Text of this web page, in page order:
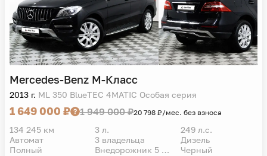
Mercedes-Benz M-Класс
2013 г. ML 350 BlueTEC 4MATIC Особая серия
1 649 000 ₽ 1 949 000 ₽20 798 ₽/мес. без взноса
134 245 км 3 л.
249 л.с.
Автомат
3 владельца
Дизель
Полный
Внедорожник 5 дв. Черный